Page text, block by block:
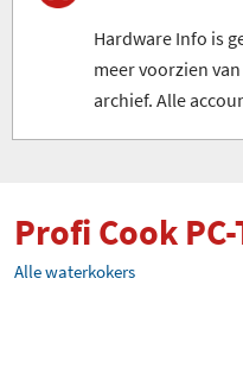
Hardware Info is
meer voorzien
archief. Alle
Profi Cook
Alle waterkokers